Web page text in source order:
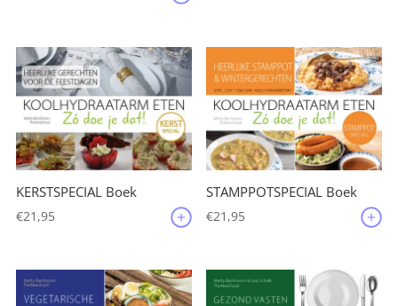
KERSTSPECIAL Boek
€21,95
STAMPPOTSPECIAL Boek
€21,95